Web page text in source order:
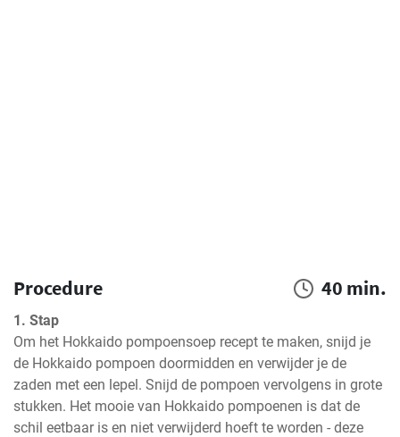
Procedure 40 min.
1. Stap
Om het Hokkaido pompoensoep recept te maken, snijd je
de Hokkaido pompoen doormidden en verwijder je de
zaden met een lepel. Snijd de pompoen vervolgens in grote
stukken. Het mooie van Hokkaido pompoenen is dat de
schil eetbaar is en niet verwijderd hoeft te worden - deze